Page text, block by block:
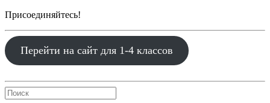
Присоединяйтесь!
Перейти на сайт для 1-4 классов